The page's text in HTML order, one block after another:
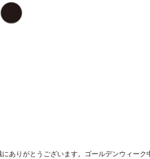
ありがとうございます。ゴールデンウィーク